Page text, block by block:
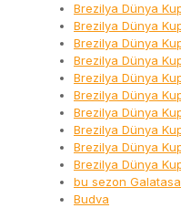
Brezilya Dünya
Brezilya Dünya
Brezilya Dünya
Brezilya Dünya
Brezilya Dünya
Brezilya Dünya
Brezilya Dünya
Brezilya Dünya
Brezilya Dünya
Brezilya Dünya
bu sezon
Budva